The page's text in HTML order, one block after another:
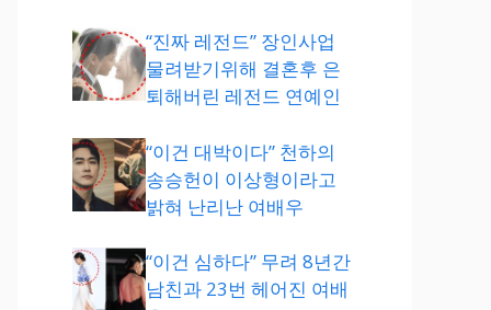
“진짜 레전드” 장인사업
물려받기위해 결혼후 은
퇴해버린 레전드 연예인
“이건 대박이다” 천하의
송승헌이 이상형이라고
밝혀 난리난 여배우
“이건 심하다” 무려 8년간
남친과 23번 헤어진 여배